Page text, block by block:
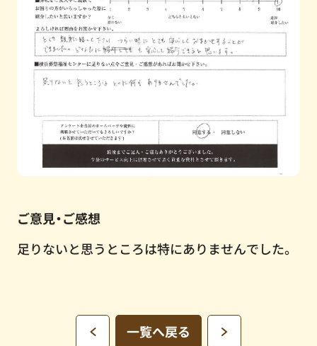
ご意見・ご感想
足りないと思うところは特にありませんでした。
一覧へ戻る